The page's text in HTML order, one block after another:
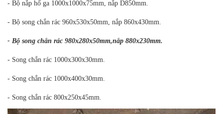
- Bộ nắp hố ga 1000x1000x75mm, nắp D850mm.
- Bộ song chắn rác 960x530x50mm, nắp 860x430mm.
- Bộ song chắn rác 980x280x50mm,nắp 880x230mm.
- Song chắn rác 1000x300x30mm.
- Song chắn rác 1000x400x30mm.
- Song chắn rác 800x250x45mm.